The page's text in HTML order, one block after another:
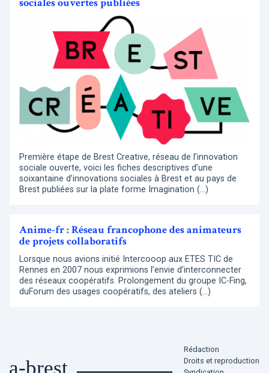
Première étape de Brest Creative, réseau de l’innovation
sociale ouverte, voici les fiches descriptives d’une
soixantaine d’innovations sociales à Brest et au pays de
Brest publiées sur la plate forme Imagination (…)
Anime-fr : Réseau francophone des animateurs
de projets collaboratifs
Lorsque nous avions initié Intercooop aux ETES TIC de
Rennes en 2007 nous exprimions l’envie d’interconnecter
des réseaux coopératifs. Prolongement du groupe IC-Fing,
duForum des usages coopératifs, des ateliers (…)
a-brest
Rédaction
Droits et reproduction